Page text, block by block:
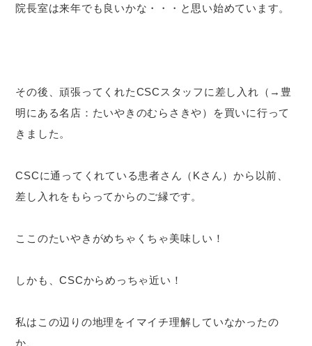
院長室は来年でも良いかな・・・と思い始めています。
その後、頑張ってくれたCSCスタッフに差し入れ（→豊
明にある名店：たいやきのむらさきや）を買いに行って
きました。
CSCに通ってくれている患者さん（Kさん）から以前、
差し入れをもらってからのご縁です。
ここのたいやきがめちゃくちゃ美味しい！
しかも、CSCからめっちゃ近い！
私はこの辺りの地理をイマイチ理解していなかったの
か、